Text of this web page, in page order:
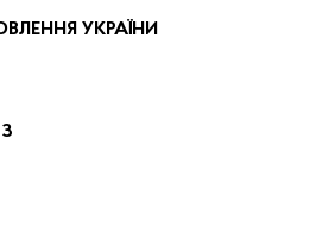
УКРАЇНИ
З